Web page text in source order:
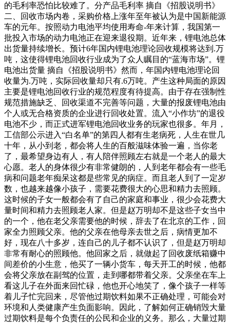
的毛利率恐怕比较难了。分产品毛利率 摘自《招股说明书》
二、回收市场内卷，采购价格上涨年至年被认为是中国新能源
车的元年。按照动力电池平均使用寿命-年来计算，我国第一
批投入市场的动力电池正在迎来退役期。近年来，锂电池总体
出货量持续增长。预计6年国内锂电池理论回收规模将达到.万
吨，这使得锂电池回收行业成为了众人瞩目的“蓝海市场”。锂
电池出货量 摘自《招股说明书》然而，年国内锂电池理论回
收量为.万吨，实际回收量却只有.6万吨。产生这种局面的原因
主要是锂电池回收行业的规范程度有待提高。由于存在强制性
规范措施缺乏、回收渠道不完善等问题，大量的报废锂电池由
个人或无合格资质的企业进行回收处置。流入“小作坊”的退役
电池不少，而正式进军锂电池回收业务的玩家也很多。年月，
工信部公示进入“白名单”的第四人都有生老病死，人生在世几
十年，从小到老，都会将人生的百般滋味体验一遍，当你老
了，最希望身边有人，有人陪伴照顾左右就是一个老人的最大
心愿。老人的身体很少有非常健朗的，人到老年都会有一些毛
病和问题老年痴呆这都是些常见的病症。而且老人到了一定岁
数，也越来越像小孩子，需要花费很大的心思和精力去照顾。
这时候的子女一般都会有了自己的家庭和事业，很少会花费大
量时间和精力去照顾老人家。但是赵万明却不是这些子女当中
的一个，他在老父亲需要他的时候，辞去了在北京的工作，回
家全力照顾父亲。他的父亲在他母亲去世之后，病情更加不
好，现在八十多岁，连自己的儿子都不认识了，但是赵万明却
非常有耐心的照顾他。他回家之后，就做起了回收废纸箱赚中
间差价的小生意，他买了一辆小货车，每天开工的时候，他都
会将父亲放在副驾的位置，走到哪都带着父亲。父亲坐在车上
看这儿子在外面来回忙碌，他也开心地笑了，像个孩子一样等
着儿子忙完回来，尽管他过期饮料如果不正确处理，可能会对
环境和人类健康产生负面影响。因此，了解如何正确销毁大量
过期饮料是每个负责任的公民和企业的义务。那么，大量过期